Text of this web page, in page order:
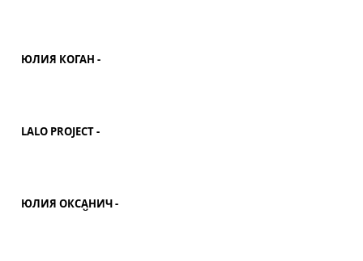
ЮЛИЯ КОГАН -
LALO PROJECT -
ЮЛИЯ ОКСАНИЧ -
СЕМЬ НОЧЕЙ